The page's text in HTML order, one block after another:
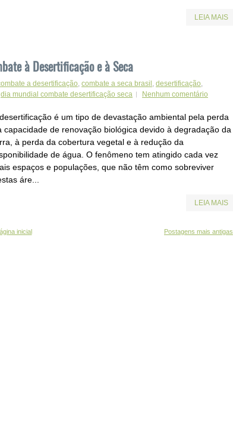
LEIA MAIS
à Desertificação e à Seca
a desertificação combate a seca brasil desertificação
dia mundial combate desertificação seca Nenhum comentário
é um tipo de devastação ambiental pela perda
capacidade de renovação biológica devido à degradação da
à perda da cobertura vegetal e à redução da
de água. O fenômeno tem atingido cada vez
espaços e populações, que não têm como sobreviver
áre...
LEIA MAIS
Postagens mais antigas
inicial